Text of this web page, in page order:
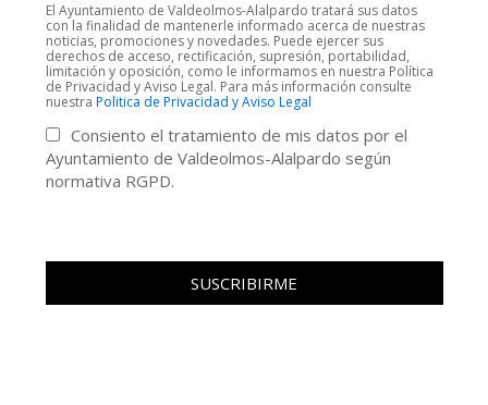
El Ayuntamiento de Valdeolmos-Alalpardo tratará sus datos
con la finalidad de mantenerle informado acerca de nuestras
noticias, promociones y novedades. Puede ejercer sus
derechos de acceso, rectificación, supresión, portabilidad,
limitación y oposición, como le informamos en nuestra Política
de Privacidad y Aviso Legal. Para más información consulte
nuestra Politica de Privacidad y Aviso Legal
Consiento el tratamiento de mis datos por el
Ayuntamiento de Valdeolmos-Alalpardo según
normativa RGPD.